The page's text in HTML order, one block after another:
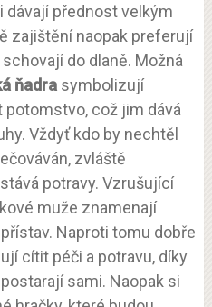
dávají přednost velkým
zajištění naopak preferují
do dlaně. Možná
ňadrasymbolizují
což jim dává
Vždyť kdo by nechtěl
zvláště
potravy. Vzrušující
muže znamenají
Naproti tomu dobře
cítit péči a potravu, díky
sami. Naopak si